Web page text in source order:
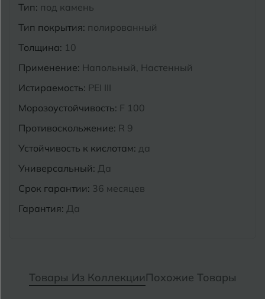
Тип: под камень
Тип покрытия: полированный
Толщина: 10
Применение: Напольный, Настенный
Истираемость: PEI III
Морозоустойчивость: F 100
Противоскольжение: R 9
Устойчивость к кислотам: да
Универсальный: Да
Срок гарантии: 36 месяцев
Гарантия: Да
Товары Из КоллекцииПохожие Товары